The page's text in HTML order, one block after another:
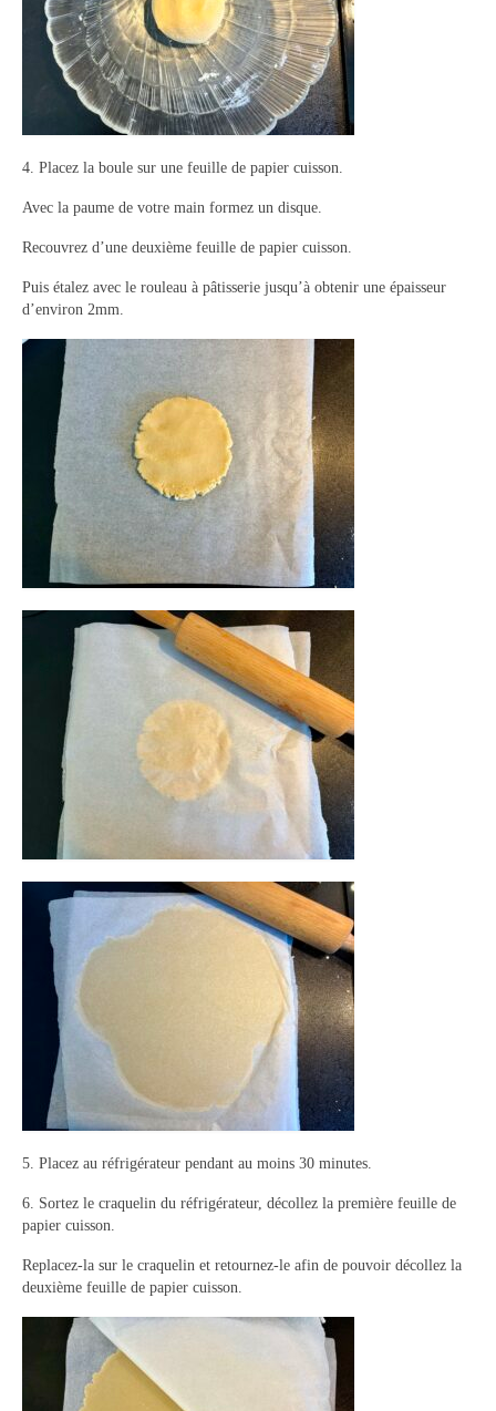
4. Placez la boule sur une feuille de papier cuisson.
Avec la paume de votre main formez un disque.
Recouvrez d’une deuxième feuille de papier cuisson.
Puis étalez avec le rouleau à pâtisserie jusqu’à obtenir une épaisseur
d’environ 2mm.
5. Placez au réfrigérateur pendant au moins 30 minutes.
6. Sortez le craquelin du réfrigérateur, décollez la première feuille de
papier cuisson.
Replacez-la sur le craquelin et retournez-le afin de pouvoir décollez la
deuxième feuille de papier cuisson.